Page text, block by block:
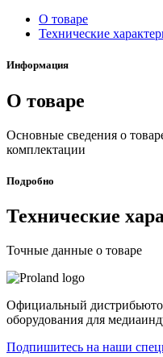
О товаре
Технические
Информация
О товаре
Основные сведения о
комплектации
Подробно
Технические
Точные данные о товаре
Официальный
оборудования для
Подпишитесь на наши